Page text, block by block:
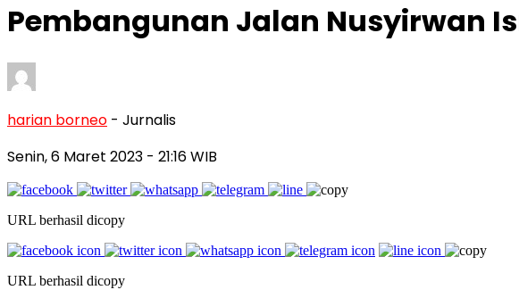
Pembangunan Jalan Nusyirwan
harian borneo - Jurnalis
Senin, 6 Maret 2023 - 21:16 WIB
URL berhasil dicopy
URL berhasil dicopy